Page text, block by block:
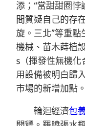
添；“當甜甜圈
間質疑自己的存
旋。三北”等重
機械、苗木蒔植
s（揮發性無機
用設備被明白歸
市場的新增加點。
輪迴經濟包